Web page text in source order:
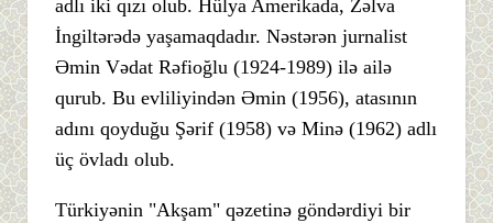
adlı iki qızı olub. Hülya Amerikada, Zəlva
İngiltərədə yaşamaqdadır. Nəstərən jurnalist
Əmin Vədat Rəfioğlu (1924-1989) ilə ailə
qurub. Bu evliliyindən Əmin (1956), atasının
adını qoyduğu Şərif (1958) və Minə (1962) adlı
üç övladı olub.
Türkiyənin "Akşam" qəzetinə göndərdiyi bir